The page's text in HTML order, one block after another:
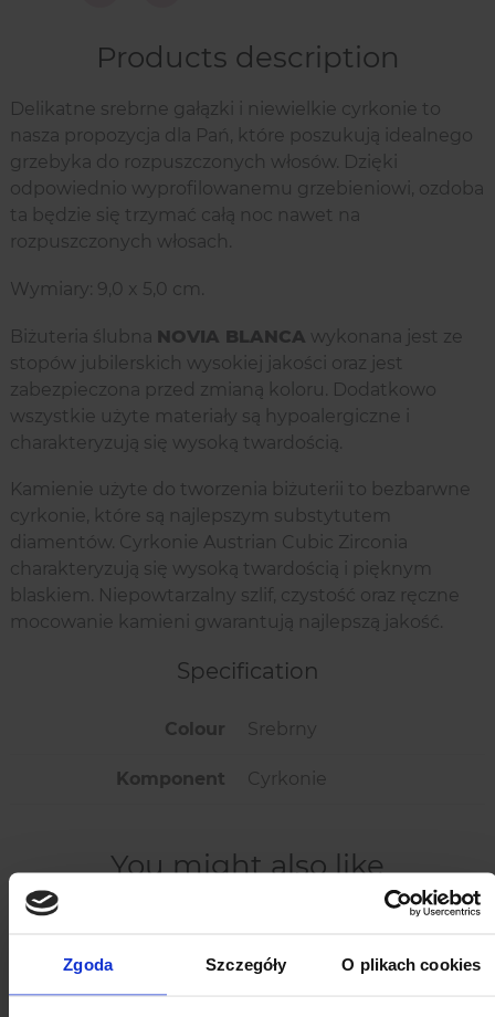
Zgoda Szczegóły O plikach cookies
Products description
Delikatne srebrne gałązki i niewielkie cyrkonie to
nasza propozycja dla Pań, które poszukują idealnego
grzebyka do rozpuszczonych włosów. Dzięki
odpowiednio wyprofilowanemu grzebieniowi, ozdoba
ta będzie się trzymać całą noc nawet na
rozpuszczonych włosach.
Wymiary: 9,0 x 5,0 cm.
Biżuteria ślubna NOVIA BLANCA wykonana jest ze
stopów jubilerskich wysokiej jakości oraz jest
zabezpieczona przed zmianą koloru. Dodatkowo
wszystkie użyte materiały są hypoalergiczne i
charakteryzują się wysoką twardością.
Kamienie użyte do tworzenia biżuterii to bezbarwne
cyrkonie, które są najlepszym substytutem
diamentów. Cyrkonie Austrian Cubic Zirconia
charakteryzują się wysoką twardością i pięknym
blaskiem. Niepowtarzalny szlif, czystość oraz ręczne
mocowanie kamieni gwarantują najlepszą jakość.
Specification
Colour Srebrny
Komponent Cyrkonie
You might also like